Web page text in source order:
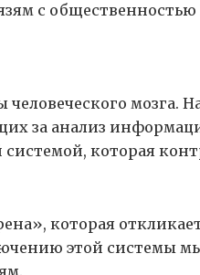
с
человеческого мозга.
за анализ
которая
которая
этой системы